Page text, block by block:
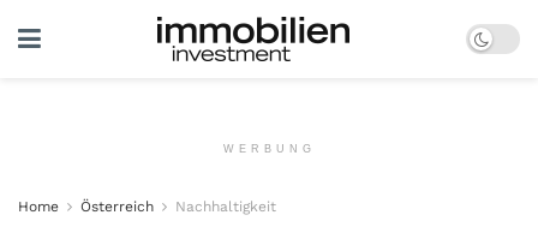
WERBUNG
Home Österreich Nachhaltigkeit